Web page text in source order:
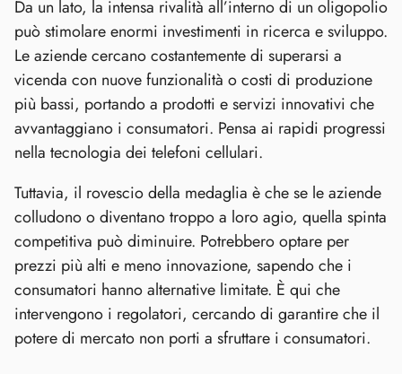
Da un lato, la intensa rivalità all’interno di un oligopolio
può stimolare enormi investimenti in ricerca e sviluppo.
Le aziende cercano costantemente di superarsi a
vicenda con nuove funzionalità o costi di produzione
più bassi, portando a prodotti e servizi innovativi che
avvantaggiano i consumatori. Pensa ai rapidi progressi
nella tecnologia dei telefoni cellulari.
Tuttavia, il rovescio della medaglia è che se le aziende
colludono o diventano troppo a loro agio, quella spinta
competitiva può diminuire. Potrebbero optare per
prezzi più alti e meno innovazione, sapendo che i
consumatori hanno alternative limitate. È qui che
intervengono i regolatori, cercando di garantire che il
potere di mercato non porti a sfruttare i consumatori.